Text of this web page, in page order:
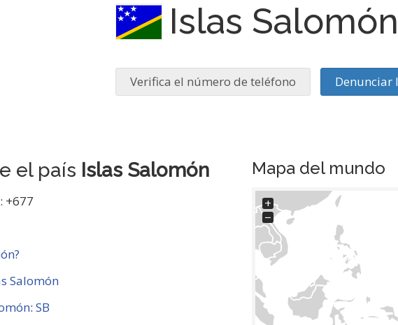
Islas Salomón
Verifica el número de teléfono Denunciar
el país Islas Salomón
: +677
Salomón
:SB
Mapa del mundo
+
−